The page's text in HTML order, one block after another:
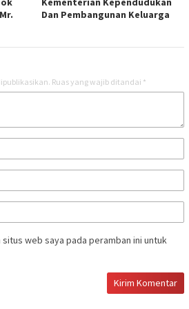
Dan Pembangunan Keluarga
Ruas yang wajib ditandai *
situs web saya pada peramban ini untuk